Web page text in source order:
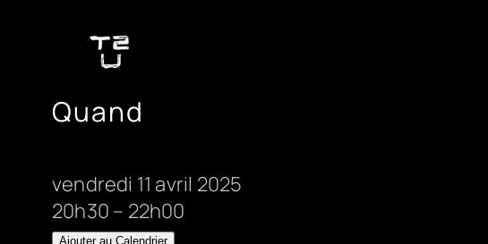
Quand
vendredi 11 avril 2025
20h30 – 22h00
Ajouter au Calendrier